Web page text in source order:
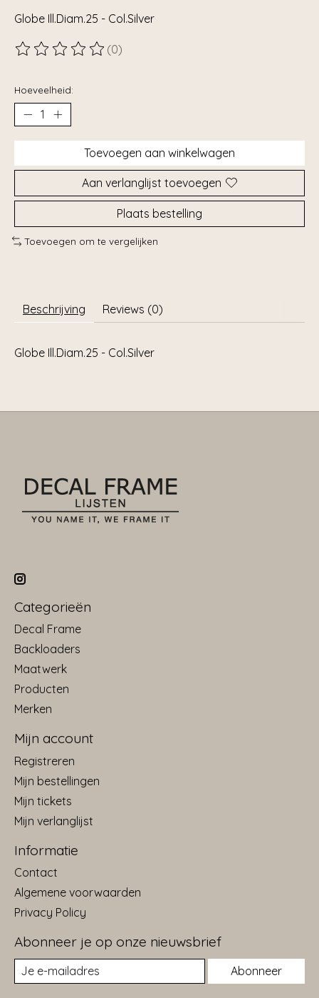
Globe Ill.Diam.25 - Col.Silver
De beoordeling van dit product is
(0)
Hoeveelheid:
Toevoegen aan winkelwagen
Aan verlanglijst toevoegen
Plaats bestelling
Toevoegen om te vergelijken
Beschrijving Reviews (0)
Globe Ill.Diam.25 - Col.Silver
Categorieën
Decal Frame
Backloaders
Maatwerk
Producten
Merken
Mijn account
Registreren
Mijn bestellingen
Mijn tickets
Mijn verlanglijst
Informatie
Contact
Algemene voorwaarden
Privacy Policy
Abonneer je op onze nieuwsbrief
Abonneer